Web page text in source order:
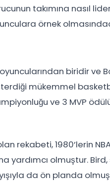
takımına nasıl
örnek
oyuncularından biridir ve
mükemmel
ve 3 MVP
rekabeti, 1980’lerin
yardımcı olmuştur.
da ön planda